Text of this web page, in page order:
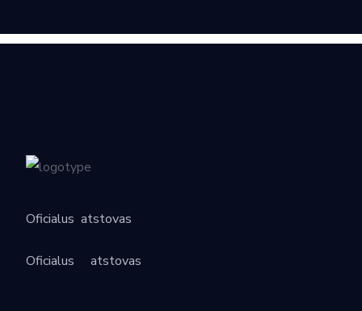
Oficialus atstovas
Oficialus atstovas